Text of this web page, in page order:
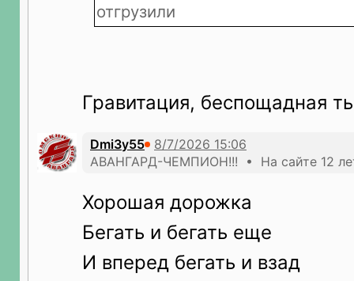
отгрузили
Гравитация, беспощадная
Dmi3y55
АВАНГАРД-ЧЕМПИОН!!! • На сайте 12
Хорошая дорожка
Бегать и бегать еще
И вперед бегать и взад